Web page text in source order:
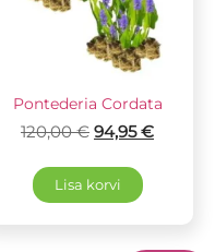
Pontederia Cordata
120,00€ 94,95€
Lisa korvi